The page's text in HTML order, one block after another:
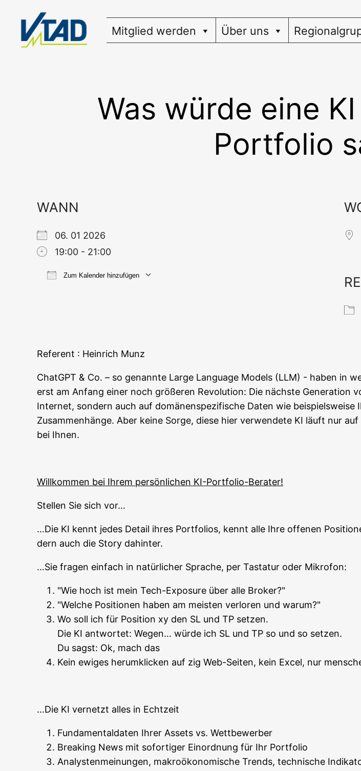
springen
Mitglied werden Über uns
Was würde eine
Portfolio
WANN
06. 01 2026
19:00 - 21:00
Zum Kalender hinzufügen
Refe­rent : Hein­rich Munz
ChatGPT & Co. – so genann­te Lar­ge Lan­guage Models (LLM) - haben in
erst am Anfang einer noch grö­ße­ren Revo­lu­ti­on: Die nächs­te Gene­ra­ti­on
Inter­net, son­dern auch auf domä­nen­spe­zi­fi­sche Daten wie
Zusam­men­hän­ge. Aber kei­ne Sor­ge, die­se hier ver­wen­de­te KI läuft nur
bei Ihnen.
Will­kom­men bei Ihrem per­sön­li­chen KI-Portfolio-Berater!
Stel­len Sie sich vor…
…Die KI kennt jedes Detail ihres Port­fo­li­os, kennt alle Ihre offe­nen
dern auch die Sto­ry dahinter.
…Sie fra­gen ein­fach in natür­li­cher Spra­che, per Tas­ta­tur oder Mikrofon:
"Wie hoch ist mein Tech-Expo­sure über alle Broker?"
"Wel­che Posi­tio­nen haben am meis­ten ver­lo­ren und warum?"
Wo soll ich für Posi­ti­on xy den SL und TP setzen.
Die KI ant­wor­tet: Wegen… wür­de ich SL und TP so und so setzen.
Du sagst: Ok, mach das
Kein ewi­ges her­um­kli­cken auf zig Web-Sei­ten, kein Excel, nur
…Die KI ver­netzt alles in Echtzeit
Fun­da­men­tal­da­ten Ihrer Assets vs. Wettbewerber
Brea­king News mit sofor­ti­ger Ein­ord­nung für Ihr Portfolio
Ana­lys­ten­mei­nun­gen, makro­öko­no­mi­sche Trends, tech­ni­sche